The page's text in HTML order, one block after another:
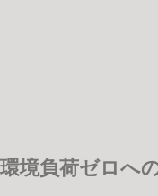
境負荷ゼロへ